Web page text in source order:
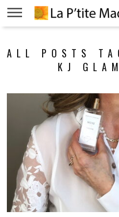
DE
VIVRE
PROPOS
ALL POSTS
KJ